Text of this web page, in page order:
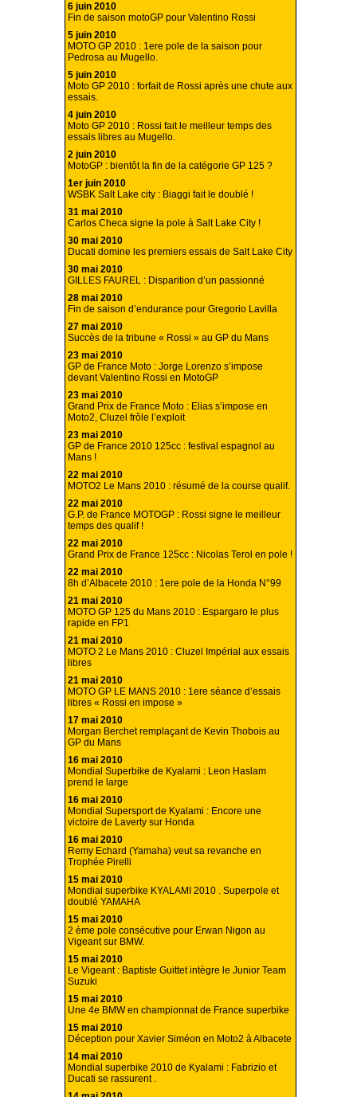
6 juin 2010
Fin de saison motoGP pour Valentino Rossi
5 juin 2010
MOTO GP 2010 : 1ere pole de la saison pour
Pedrosa au Mugello.
5 juin 2010
Moto GP 2010 : forfait de Rossi après une chute aux
essais.
4 juin 2010
Moto GP 2010 : Rossi fait le meilleur temps des
essais libres au Mugello.
2 juin 2010
MotoGP : bientôt la fin de la catégorie GP 125 ?
1er juin 2010
WSBK Salt Lake city : Biaggi fait le doublé !
31 mai 2010
Carlos Checa signe la pole à Salt Lake City !
30 mai 2010
Ducati domine les premiers essais de Salt Lake City
30 mai 2010
GILLES FAUREL : Disparition d’un passionné
28 mai 2010
Fin de saison d’endurance pour Gregorio Lavilla
27 mai 2010
Succès de la tribune « Rossi » au GP du Mans
23 mai 2010
GP de France Moto : Jorge Lorenzo s’impose
devant Valentino Rossi en MotoGP
23 mai 2010
Grand Prix de France Moto : Elias s’impose en
Moto2, Cluzel frôle l’exploit
23 mai 2010
GP de France 2010 125cc : festival espagnol au
Mans !
22 mai 2010
MOTO2 Le Mans 2010 : résumé de la course qualif.
22 mai 2010
G.P. de France MOTOGP : Rossi signe le meilleur
temps des qualif !
22 mai 2010
Grand Prix de France 125cc : Nicolas Terol en pole !
22 mai 2010
8h d’Albacete 2010 : 1ere pole de la Honda N°99
21 mai 2010
MOTO GP 125 du Mans 2010 : Espargaro le plus
rapide en FP1
21 mai 2010
MOTO 2 Le Mans 2010 : Cluzel Impérial aux essais
libres
21 mai 2010
MOTO GP LE MANS 2010 : 1ere séance d’essais
libres « Rossi en impose »
17 mai 2010
Morgan Berchet remplaçant de Kevin Thobois au
GP du Mans
16 mai 2010
Mondial Superbike de Kyalami : Leon Haslam
prend le large
16 mai 2010
Mondial Supersport de Kyalami : Encore une
victoire de Laverty sur Honda
16 mai 2010
Remy Echard (Yamaha) veut sa revanche en
Trophée Pirelli
15 mai 2010
Mondial superbike KYALAMI 2010 . Superpole et
doublé YAMAHA
15 mai 2010
2 ème pole consécutive pour Erwan Nigon au
Vigeant sur BMW.
15 mai 2010
Le Vigeant : Baptiste Guittet intègre le Junior Team
Suzuki
15 mai 2010
Une 4e BMW en championnat de France superbike
15 mai 2010
Déception pour Xavier Siméon en Moto2 à Albacete
14 mai 2010
Mondial superbike 2010 de Kyalami : Fabrizio et
Ducati se rassurent .